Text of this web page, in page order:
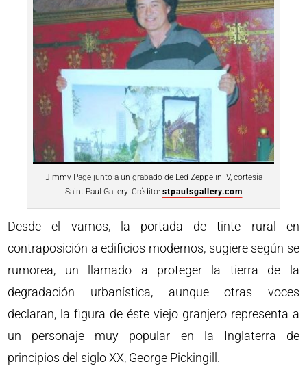
Jimmy Page junto a un grabado de Led Zeppelin IV, cortesía
Saint Paul Gallery. Crédito: stpaulsgallery.com
Desde el vamos, la portada de tinte rural en
contraposición a edificios modernos, sugiere según se
rumorea, un llamado a proteger la tierra de la
degradación urbanística, aunque otras voces
declaran, la figura de éste viejo granjero representa a
un personaje muy popular en la Inglaterra de
principios del siglo XX, George Pickingill.